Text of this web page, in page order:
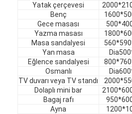
Haberler
Davalar
Sorular
Şimdi konuşalım.
Yatak çerçevesi
Benç
Gece masası
Yazma masası
Masa sandalyesi
Yan masa
Eğlence sandalyesi
Osmanlı
TV duvarı veya TV standı
Dolaplı mini bar
Bagaj rafı
Ayna